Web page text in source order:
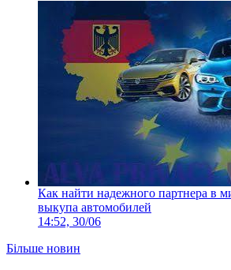
Как найти надежного партнера в
выкупа автомобилей
14:52, 30/06
Більше новин